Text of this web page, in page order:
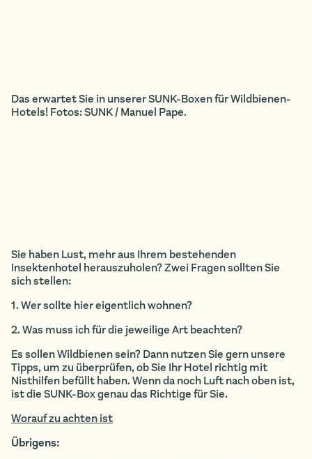
Das erwartet Sie in unserer SUNK-Boxen für Wildbienen-
Hotels! Fotos: SUNK / Manuel Pape.
Sie haben Lust, mehr aus Ihrem bestehenden
Insektenhotel herauszuholen? Zwei Fragen sollten Sie
sich stellen:
1. Wer sollte hier eigentlich wohnen?
2. Was muss ich für die jeweilige Art beachten?
Es sollen Wildbienen sein? Dann nutzen Sie gern unsere
Tipps, um zu überprüfen, ob Sie Ihr Hotel richtig mit
Nisthilfen befüllt haben. Wenn da noch Luft nach oben ist,
ist die SUNK-Box genau das Richtige für Sie.
Worauf zu achten ist
Übrigens: